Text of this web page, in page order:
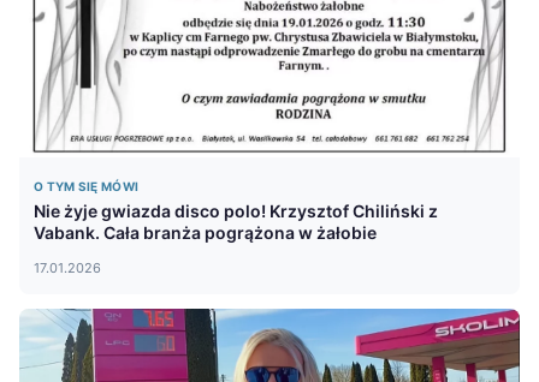
O TYM SIĘ MÓWI
Nie żyje gwiazda disco polo! Krzysztof Chiliński z
Vabank. Cała branża pogrążona w żałobie
17.01.2026